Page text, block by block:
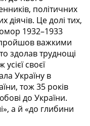
політичних
діячів. Це долі тих,
1932–1933
пройшов важкими
здолав труднощі
своєї
Україну в
тож 35 років
до України.
а й «до глибини